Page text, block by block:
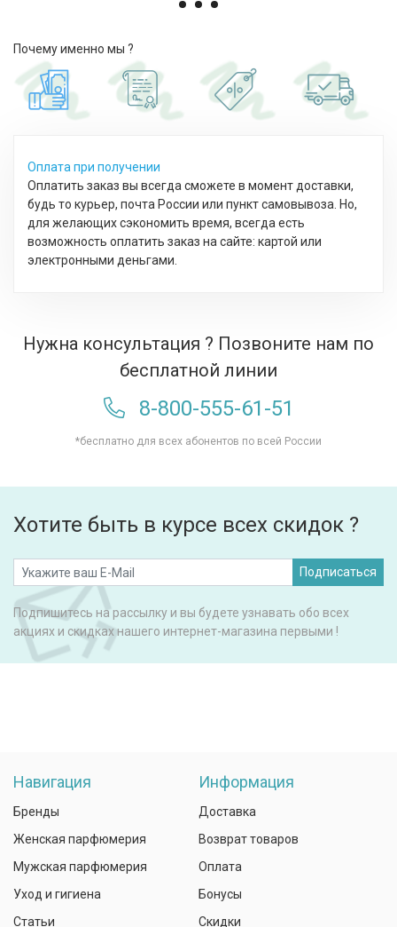
Почему именно мы ?
Оплата при получении
Оплатить заказ вы всегда сможете в момент доставки,
будь то курьер, почта России или пункт самовывоза. Но,
для желающих сэкономить время, всегда есть
возможность оплатить заказ на сайте: картой или
электронными деньгами.
Нужна консультация ? Позвоните нам по
бесплатной линии
8-800-555-61-51
*бесплатно для всех абонентов по всей России
Хотите быть в курсе всех скидок ?
Подписаться
Подпишитесь на рассылку и вы будете узнавать обо всех
акциях и скидках нашего интернет-магазина первыми !
Навигация
Бренды
Женская парфюмерия
Мужская парфюмерия
Уход и гигиена
Статьи
Информация
Доставка
Возврат товаров
Оплата
Бонусы
Скидки